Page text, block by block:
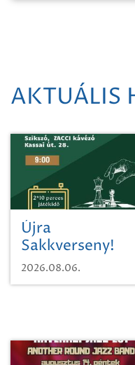
AKTUÁLIS
Újra
Sakkverseny!
2026.08.06.